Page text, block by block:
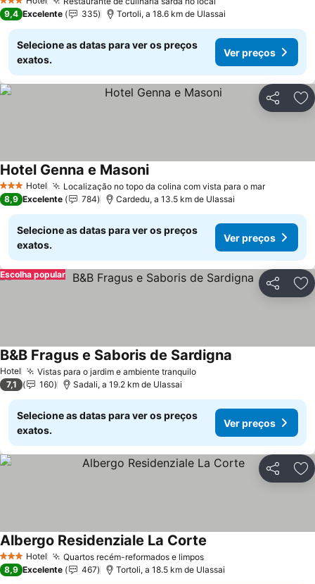
3 Estrelas
9,4 Excelente 335 Tortoli, a 18.6 km de Ulassai
Selecione as datas para ver os preços
exatos.
Ver preços
Partilhar
3 EstrelasHotel Localização no topo da colina com vista para o marVer
Hotel Genna e MasoniVer preços
8,9 Excelente 784 Cardedu, a 13.5 km de Ulassai
Selecione as datas para ver os preços
exatos.
Ver preços
Partilhar
Escolha popular
Hotel Vistas para o jardim e ambiente tranquiloVer preços
B&B Fragus e Saboris de Sardigna
7,1 160 Sadali, a 19.2 km de Ulassai
Selecione as datas para ver os preços
exatos.
Ver preços
Partilhar
3 EstrelasHotel Quartos recém-reformados e limposVer preços
Albergo Residenziale La Corte
8,9 Excelente 467 Tortoli, a 18.5 km de Ulassai